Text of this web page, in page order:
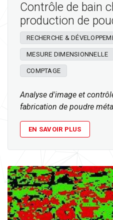
Contrôle de bain
production de
RECHERCHE &
MESURE DIMENSIONNELLE
COMPTAGE
Analyse d'image et
fabrication de poudre
EN SAVOIR PLUS